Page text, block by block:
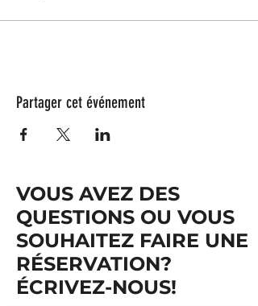
Partager cet événement
VOUS AVEZ DES
QUESTIONS OU VOUS
SOUHAITEZ FAIRE UNE
RÉSERVATION?
ÉCRIVEZ-NOUS!